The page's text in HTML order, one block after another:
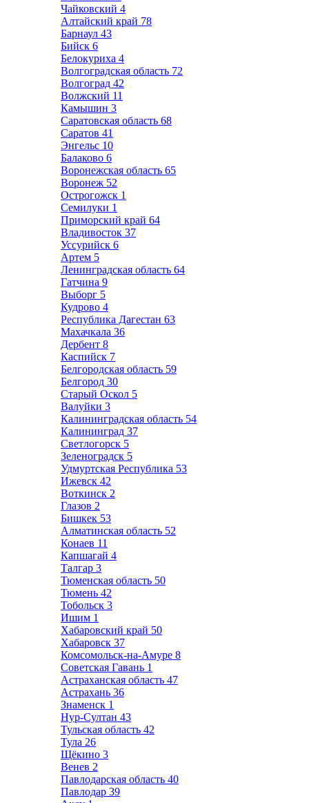
Чайковский 4
Алтайский край 78
Барнаул 43
Бийск 6
Белокуриха 4
Волгоградская область 72
Волгоград 42
Волжский 11
Камышин 3
Саратовская область 68
Саратов 41
Энгельс 10
Балаково 6
Воронежская область 65
Воронеж 52
Острогожск 1
Семилуки 1
Приморский край 64
Владивосток 37
Уссурийск 6
Артем 5
Ленинградская область 64
Гатчина 9
Выборг 5
Кудрово 4
Республика Дагестан 63
Махачкала 36
Дербент 8
Каспийск 7
Белгородская область 59
Белгород 30
Старый Оскол 5
Валуйки 3
Калининградская область 54
Калининград 37
Светлогорск 5
Зеленоградск 5
Удмуртская Республика 53
Ижевск 42
Воткинск 2
Глазов 2
Бишкек 53
Алматинская область 52
Конаев 11
Капшагай 4
Талгар 3
Тюменская область 50
Тюмень 42
Тобольск 3
Ишим 1
Хабаровский край 50
Хабаровск 37
Комсомольск-на-Амуре 8
Советская Гавань 1
Астраханская область 47
Астрахань 36
Знаменск 1
Нур-Султан 43
Тульская область 42
Тула 26
Щёкино 3
Венев 2
Павлодарская область 40
Павлодар 39